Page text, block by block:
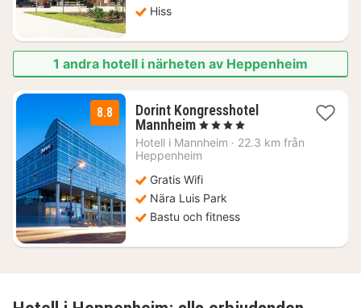
Hiss
1 andra hotell i närheten av Heppenheim
8.8
Dorint Kongresshotel
Mannheim1
natt
från
kr.
, 4 Stjärnor
Hotell i Mannheim · 22.3 km från
Heppenheim
Gratis Wifi
Nära Luis Park
Bastu och fitness